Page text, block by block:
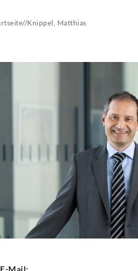
//Knippel, Matthias
E-Mail: